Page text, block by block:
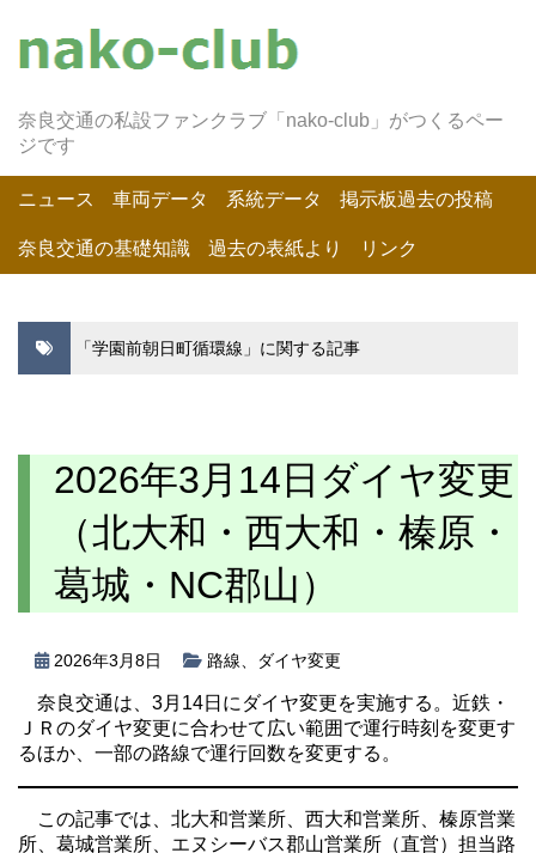
奈良交通の私設ファンクラブ「nako-club」がつくるペー
ジです
ニュース 車両データ 系統データ 掲示板過去の投稿
奈良交通の基礎知識 過去の表紙より リンク
「学園前朝日町循環線」に関する記事
2026年3月14日ダイヤ変更
（北大和・西大和・榛原・
葛城・NC郡山）
2026年3月8日 路線 ダイヤ変更
奈良交通は、3月14日にダイヤ変更を実施する。近鉄・
ＪＲのダイヤ変更に合わせて広い範囲で運行時刻を変更す
るほか、一部の路線で運行回数を変更する。
この記事では、北大和営業所、西大和営業所、榛原営業
所、葛城営業所、エヌシーバス郡山営業所（直営）担当路